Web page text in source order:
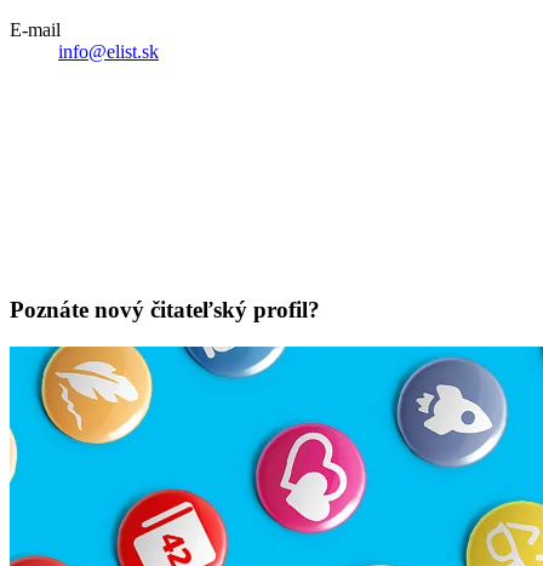
E-mail
info@elist.sk
Poznáte nový čitateľský profil?